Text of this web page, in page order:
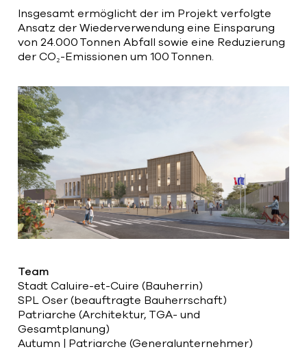
Insgesamt ermöglicht der im Projekt verfolgte
Ansatz der Wiederverwendung eine Einsparung
von 24.000 Tonnen Abfall sowie eine Reduzierung
der CO₂-Emissionen um 100 Tonnen.
Team
Stadt Caluire-et-Cuire (Bauherrin)
SPL Oser (beauftragte Bauherrschaft)
Patriarche (Architektur, TGA- und
Gesamtplanung)
Autumn | Patriarche (Generalunternehmer)